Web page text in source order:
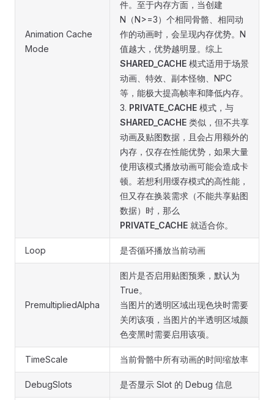
Animation Cache
Mode
件。至于内存方面，当创建
N（N>=3）个相同骨骼、相同动
作的动画时，会呈现内存优势。N
值越大，优势越明显。综上
SHARED_CACHE 模式适用于场景
动画、特效、副本怪物、NPC
等，能极大提高帧率和降低内存。
3. PRIVATE_CACHE 模式，与
SHARED_CACHE 类似，但不共享
动画及贴图数据，且会占用额外的
内存，仅存在性能优势，如果大量
使用该模式播放动画可能会造成卡
顿。若想利用缓存模式的高性能，
但又存在换装需求（不能共享贴图
数据）时，那么
PRIVATE_CACHE 就适合你。
Loop 是否循环播放当前动画
PremultipliedAlpha
图片是否启用贴图预乘，默认为
True。
当图片的透明区域出现色块时需要
关闭该项，当图片的半透明区域颜
色变黑时需要启用该项。
TimeScale 当前骨骼中所有动画的时间缩放率
DebugSlots 是否显示 Slot 的 Debug 信息